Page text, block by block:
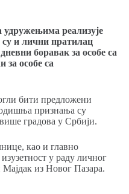
удружењима реализује
су и лични пратилац
боравак за особе са
за особе са
бити предложени
признања су
градова у Србији.
као и главно
у раду личног
из Новог Пазара.